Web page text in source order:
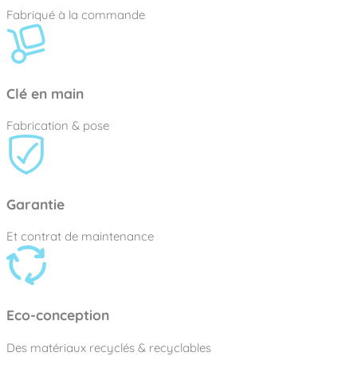
Fabriqué à la commande
Clé en main
Fabrication & pose
Garantie
Et contrat de maintenance
Eco-conception
Des matériaux recyclés & recyclables